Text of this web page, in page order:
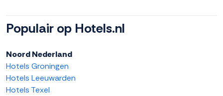
Populair op Hotels.nl
Noord Nederland
Hotels Groningen
Hotels Leeuwarden
Hotels Texel